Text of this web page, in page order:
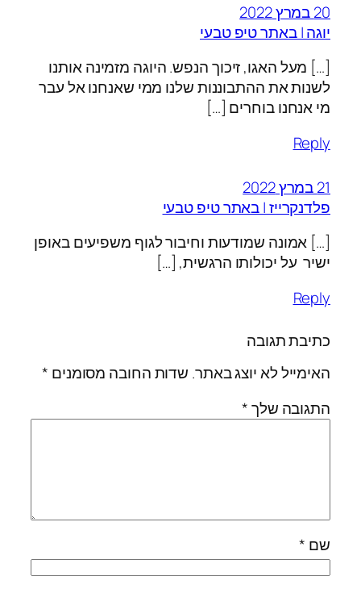
20 במרץ 2022
יוגה | באתר טיפ טבעי
[…] מעל האגו, זיכוך הנפש. היוגה מזמינה אותנו
לשנות את ההתבוננות שלנו ממי שאנחנו אל עבר
מי אנחנו בוחרים […]
Reply
21 במרץ 2022
פלדנקרייז | באתר טיפ טבעי
[…] אמונה שמודעות וחיבור לגוף משפיעים באופן
ישיר על יכולותו הרגשית, […]
Reply
כתיבת תגובה
האימייל לא יוצג באתר. שדות החובה מסומנים *
התגובה שלך*
שם *